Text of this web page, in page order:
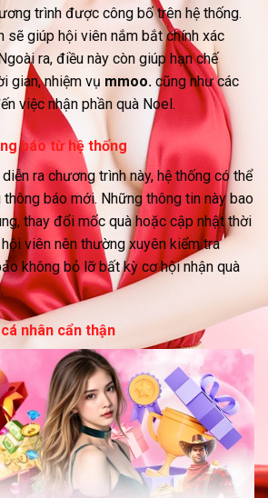
trình được công bố trên hệ thống.
sẽ giúp hội viên nắm bắt chính xác
ra, điều này còn giúp hạn chế
gian, nhiệm vụ mmoo. cũng như các
việc nhận phần quà Noel.
báo từ hệ thống
ra chương trình này, hệ thống có thể
báo mới. Những thông tin này bao
thay đổi mốc quà hoặc cập nhật thời
viên nên thường xuyên kiểm tra
không bỏ lỡ bất kỳ cơ hội nhận quà
nhân cẩn thận